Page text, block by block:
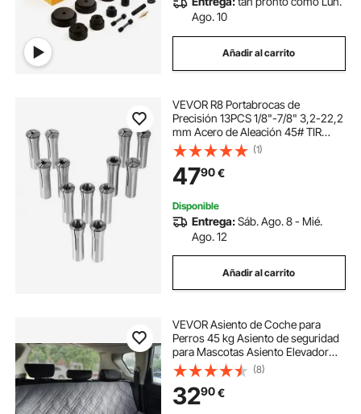
Ago. 10
Añadir al carrito
VEVOR R8 Portabrocas de
Precisión 13PCS 1/8"-7/8" 3,2-22,2
mm Acero de Aleación 45# TIR
0,0012"/30μm con 13 Cajas de
Almacenamiento Etiquetadas, para
Fresadoras, Perforadoras, Centros
de mecanizado
(1)
4790€
Disponible
Entrega:Sáb. Ago. 8 - Mié.
Ago. 12
Añadir al carrito
VEVOR Asiento de Coche para
Perros 45 kg Asiento de seguridad
para Mascotas Asiento Elevador
Impermeable con Correa de
Seguridad con Clip Acolchado de
Algodón PP Silla para Coche para
Mascotas, Gris
(8)
3290€